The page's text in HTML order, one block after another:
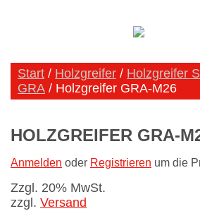
Start / Holzgreifer / Holzgreifer
GRA / Holzgreifer GRA-M26
HOLZGREIFER GRA-
Anmelden oder Registrieren um die
Zzgl. 20% MwSt.
zzgl. Versand